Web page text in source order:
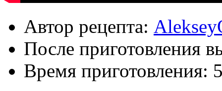
Автор рецепта:
После приготовления
Время приготовления: